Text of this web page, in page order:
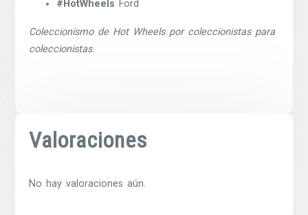
#HotWheels Ford
Coleccionismo de Hot Wheels por coleccionistas para
coleccionistas.
Valoraciones
No hay valoraciones aún.